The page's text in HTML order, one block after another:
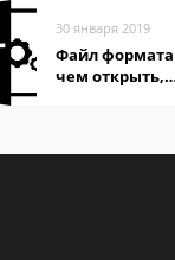
30 января 2019
Файл формата
чем открыть,